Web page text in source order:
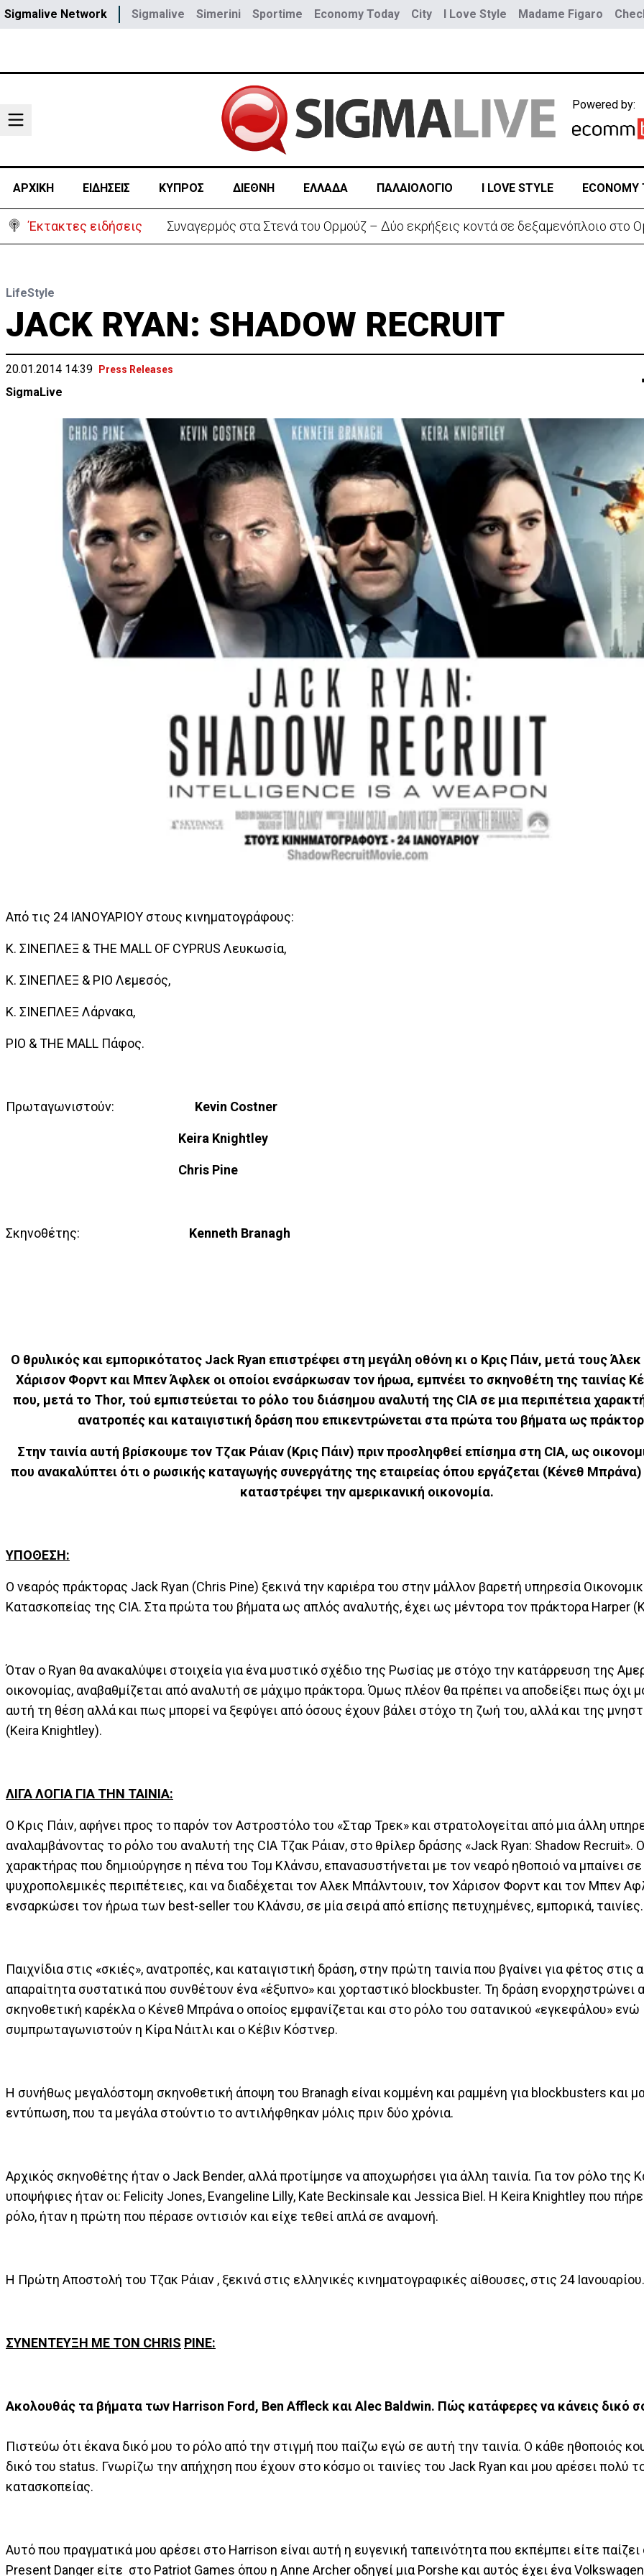
Sigmalive Network Sigmalive Simerini Sportime Economy Today City I Love Style Madame Figaro
Powered by:
ΑΡΧΙΚΗ ΕΙΔΗΣΕΙΣ ΚΥΠΡΟΣ ΔΙΕΘΝΗ ΕΛΛΑΔΑ ΠΑΛΑΙΟΛΟΓΙΟ I LOVE STYLE ECONOMY
Έκτακτες ειδήσεις Συναγερμός στα Στενά του Ορμούζ – Δύο εκρήξεις κοντά σε δεξαμενόπλοιο στο
LifeStyle
JACK RYAN: SHADOW RECRUIT
20.01.2014 14:39 Press Releases
SigmaLive
Από τις 24 ΙΑΝΟΥΑΡΙΟΥ στους κινηματογράφους:
Κ. ΣΙΝΕΠΛΕΞ & THE MALL OF CYPRUS Λευκωσία,
Κ. ΣΙΝΕΠΛΕΞ & ΡΙΟ Λεμεσός,
Κ. ΣΙΝΕΠΛΕΞ Λάρνακα,
ΡΙΟ & ΤΗΕ ΜALL Πάφος.
Πρωταγωνιστούν: Kevin Costner
Keira Knightley
Chris Pine
Σκηνοθέτης: Kenneth Branagh
Ο θρυλικός και εμπορικότατος Jack Ryan επιστρέφει στη μεγάλη οθόνη κι ο Κρις Πάιν, μετά τους
Χάρισον Φορντ και Μπεν Άφλεκ οι οποίοι ενσάρκωσαν τον ήρωα, εμπνέει το σκηνοθέτη της ταινίας
που, μετά το Thor, τού εμπιστεύεται το ρόλο του διάσημου αναλυτή της CIA σε μια περιπέτεια
ανατροπές και καταιγιστική δράση που επικεντρώνεται στα πρώτα του βήματα ως
Στην ταινία αυτή βρίσκουμε τον Τζακ Ράιαν (Κρις Πάιν) πριν προσληφθεί επίσημα στη CIA, ως
που ανακαλύπτει ότι o ρωσικής καταγωγής συνεργάτης της εταιρείας όπου εργάζεται (Κένεθ Μπράνα)
καταστρέψει την αμερικανική οικονομία.
ΥΠΟΘΕΣΗ:
Ο νεαρός πράκτορας Jack Ryan (Chris Pine) ξεκινά την καριέρα του στην μάλλον βαρετή υπηρεσία
Κατασκοπείας της CIA. Στα πρώτα του βήματα ως απλός αναλυτής, έχει ως μέντορα τον πράκτορα Harper
Όταν o Ryan θα ανακαλύψει στοιχεία για ένα μυστικό σχέδιο της Ρωσίας με στόχο την κατάρρευση της
οικονομίας, αναβαθμίζεται από αναλυτή σε μάχιμο πράκτορα. Όμως πλέον θα πρέπει να αποδείξει πως όχι
αυτή τη θέση αλλά και πως μπορεί να ξεφύγει από όσους έχουν βάλει στόχο τη ζωή του, αλλά και της
(Keira Knightley).
ΛΙΓΑ ΛΟΓΙΑ ΓΙΑ ΤΗΝ ΤΑΙΝΙΑ:
Ο Κρις Πάιν, αφήνει προς το παρόν τον Αστροστόλο του «Σταρ Τρεκ» και στρατολογείται από μια άλλη
αναλαμβάνοντας το ρόλο του αναλυτή της CIA Τζακ Ράιαν, στο θρίλερ δράσης «Jack Ryan: Shadow Recruit».
χαρακτήρας που δημιούργησε η πένα του Τομ Κλάνσυ, επανασυστήνεται με τον νεαρό ηθοποιό να μπαίνει
ψυχροπολεμικές περιπέτειες, και να διαδέχεται τον Αλεκ Μπάλντουιν, τον Χάρισον Φορντ και τον Μπεν
ενσαρκώσει τον ήρωα των best-seller του Κλάνσυ, σε μία σειρά από επίσης πετυχημένες, εμπορικά, ταινίες.
Παιχνίδια στις «σκιές», ανατροπές, και καταιγιστική δράση, στην πρώτη ταινία που βγαίνει για φέτος στις
απαραίτητα συστατικά που συνθέτουν ένα «έξυπνο» και χορταστικό blockbuster. Τη δράση ενορχηστρώνει
σκηνοθετική καρέκλα ο Κένεθ Μπράνα ο οποίος εμφανίζεται και στο ρόλο του σατανικού «εγκεφάλου» ενώ
συμπρωταγωνιστούν η Κίρα Νάιτλι και ο Κέβιν Κόστνερ.
Η συνήθως μεγαλόστομη σκηνοθετική άποψη του Branagh είναι κομμένη και ραμμένη για blockbusters και
εντύπωση, που τα μεγάλα στούντιο το αντιλήφθηκαν μόλις πριν δύο χρόνια.
Αρχικός σκηνοθέτης ήταν ο Jack Bender, αλλά προτίμησε να αποχωρήσει για άλλη ταινία. Για τον ρόλο της
υποψήφιες ήταν οι: Felicity Jones, Evangeline Lilly, Kate Beckinsale και Jessica Biel. Η Keira Knightley που
ρόλο, ήταν η πρώτη που πέρασε οντισιόν και είχε τεθεί απλά σε αναμονή.
Η Πρώτη Αποστολή του Τζακ Ράιαν , ξεκινά στις ελληνικές κινηματογραφικές αίθουσες, στις 24 Ιανουαρίου.
ΣΥΝΕΝΤΕΥΞΗ ΜΕ ΤΟΝ CHRIS PINE:
Ακολουθάς τα βήματα των Harrison Ford , Ben Affleck καιAlec Baldwin. Πώς κατάφερες να κάνεις δικό
Πιστεύω ότι έκανα δικό μου το ρόλο από την στιγμή που παίζω εγώ σε αυτή την ταινία. Ο κάθε ηθοποιός
δικό του status. Γνωρίζω την απήχηση που έχουν στο κόσμο οι ταινίες του Jack Ryan και μου αρέσει πολύ
κατασκοπείας.
Αυτό που πραγματικά μου αρέσει στο Harrison είναι αυτή η ευγενική ταπεινότητα που εκπέμπει είτε παίζει
Present Danger είτε στο Patriot Games όπου η Anne Archer οδηγεί μια Porshe και αυτός έχει ένα